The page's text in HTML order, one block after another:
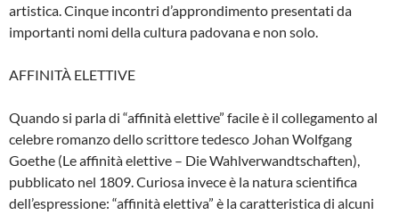
artistica. Cinque incontri d’approndimento presentati da
importanti nomi della cultura padovana e non solo.
AFFINITÀ ELETTIVE
Quando si parla di “affinità elettive” facile è il collegamento al
celebre romanzo dello scrittore tedesco Johan Wolfgang
Goethe (Le affinità elettive – Die Wahlverwandtschaften),
pubblicato nel 1809. Curiosa invece è la natura scientifica
dell’espressione: “affinità elettiva” è la caratteristica di alcuni